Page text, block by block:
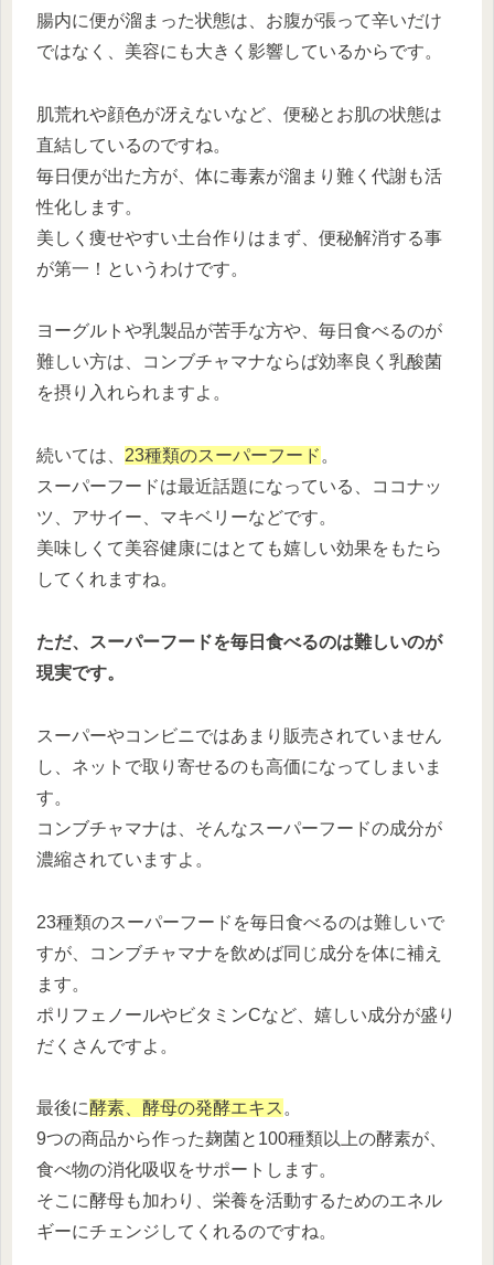
腸内に便が溜まった状態は、お腹が張って辛いだけ
ではなく、美容にも大きく影響しているからです。
肌荒れや顔色が冴えないなど、便秘とお肌の状態は
直結しているのですね。
毎日便が出た方が、体に毒素が溜まり難く代謝も活
性化します。
美しく痩せやすい土台作りはまず、便秘解消する事
が第一！というわけです。
ヨーグルトや乳製品が苦手な方や、毎日食べるのが
難しい方は、コンブチャマナならば効率良く乳酸菌
を摂り入れられますよ。
続いては、 23種類のスーパーフード 。
スーパーフードは最近話題になっている、ココナッ
ツ、アサイー、マキベリーなどです。
美味しくて美容健康にはとても嬉しい効果をもたら
してくれますね。
ただ、スーパーフードを毎日食べるのは難しいのが
現実です。
スーパーやコンビニではあまり販売されていません
し、ネットで取り寄せるのも高価になってしまいま
す。
コンブチャマナは、そんなスーパーフードの成分が
濃縮されていますよ。
23種類のスーパーフードを毎日食べるのは難しいで
すが、コンブチャマナを飲めば同じ成分を体に補え
ます。
ポリフェノールやビタミンCなど、嬉しい成分が盛り
だくさんですよ。
最後に酵素、酵母の発酵エキス 。
9つの商品から作った麹菌と100種類以上の酵素が、
食べ物の消化吸収をサポートします。
そこに酵母も加わり、栄養を活動するためのエネル
ギーにチェンジしてくれるのですね。